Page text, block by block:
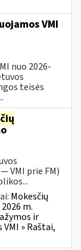
VMI
nuo 2026-
teisės
VMI prie FM)
Mokesčių
m.
ir
» Raštai,